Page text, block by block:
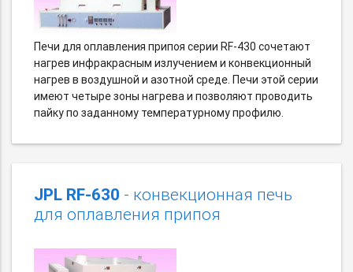
Печи для оплавления припоя серии RF-430 сочетают
нагрев инфракрасным излучением и конвекционный
нагрев в воздушной и азотной среде. Печи этой серии
имеют четыре зоны нагрева и позволяют проводить
пайку по заданному температурному профилю.
JPL RF-630 - конвекционная печь
для оплавления припоя